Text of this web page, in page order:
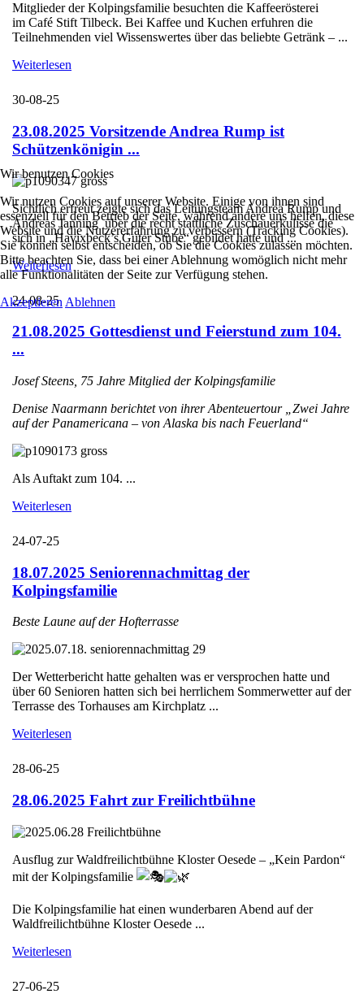
Mitglieder der Kolpingsfamilie besuchten die Kaffeerösterei
im Café Stift Tilbeck. Bei Kaffee und Kuchen erfuhren die
Teilnehmenden viel Wissenswertes über das beliebte Getränk – ...
Weiterlesen
30-08-25
23.08.2025 Vorsitzende Andrea Rump ist
Schützenkönigin ...
Sichtlich erfreut zeigte sich das Leitungsteam Andrea Rump und
Andreas Janning über die recht stattliche Zuschauerkulisse die
sich in „Havixbeck’s Guter Stube“ gebildet hatte und ...
Weiterlesen
24-08-25
21.08.2025 Gottesdienst und Feierstund zum 104.
...
Josef Steens, 75 Jahre Mitglied der Kolpingsfamilie
Denise Naarmann berichtet von ihrer Abenteuertour „Zwei Jahre
auf der Panamericana – von Alaska bis nach Feuerland“
Als Auftakt zum 104. ...
Weiterlesen
24-07-25
18.07.2025 Seniorennachmittag der
Kolpingsfamilie
Beste Laune auf der Hofterrasse
Der Wetterbericht hatte gehalten was er versprochen hatte und
über 60 Senioren hatten sich bei herrlichem Sommerwetter auf der
Terrasse des Torhauses am Kirchplatz ...
Weiterlesen
28-06-25
28.06.2025 Fahrt zur Freilichtbühne
Ausflug zur Waldfreilichtbühne Kloster Oesede – „Kein Pardon“
mit der Kolpingsfamilie
Die Kolpingsfamilie hat einen wunderbaren Abend auf der
Waldfreilichtbühne Kloster Oesede ...
Weiterlesen
27-06-25
Wir benutzen Cookies
Wir nutzen Cookies auf unserer Website. Einige von ihnen sind
essenziell für den Betrieb der Seite, während andere uns helfen, diese
Website und die Nutzererfahrung zu verbessern (Tracking Cookies).
Sie können selbst entscheiden, ob Sie die Cookies zulassen möchten.
Bitte beachten Sie, dass bei einer Ablehnung womöglich nicht mehr
alle Funktionalitäten der Seite zur Verfügung stehen.
Akzeptieren Ablehnen